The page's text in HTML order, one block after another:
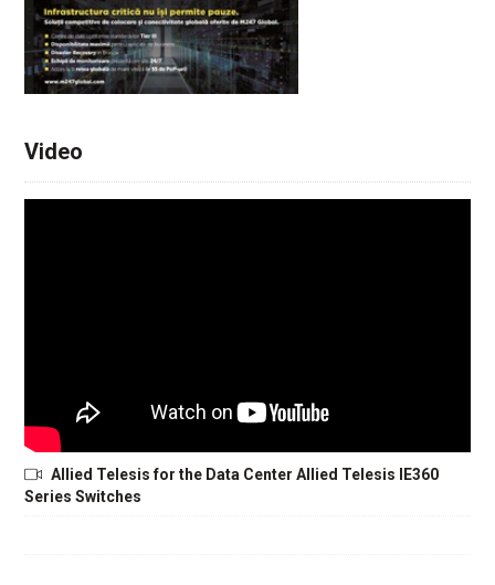
Video
Allied Telesis for the Data Center Allied Telesis IE360
Series Switches